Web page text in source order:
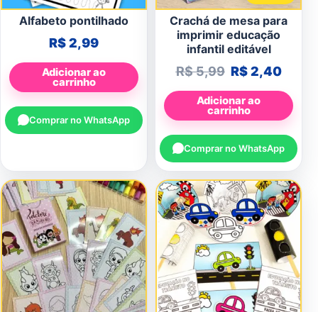
Alfabeto pontilhado
R$2,99
Adicionar ao
carrinho
Comprar no WhatsApp
Crachá de mesa para
imprimir educação
infantil editável
R$5,99 O preço
R$2,40O
Adicionar ao
carrinho
Comprar no WhatsApp